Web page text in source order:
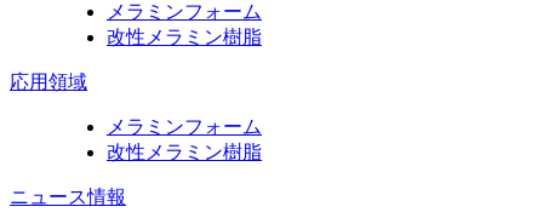
メラミンフォーム
改性メラミン樹脂
応用領域
メラミンフォーム
改性メラミン樹脂
ニュース情報